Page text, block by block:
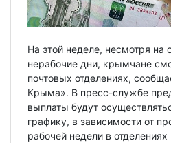
На этой неделе, несмотря на
нерабочие дни, крымчане
почтовых отделениях,
Крыма». В пресс-службе
выплаты будут
графику, в зависимости от
рабочей недели в